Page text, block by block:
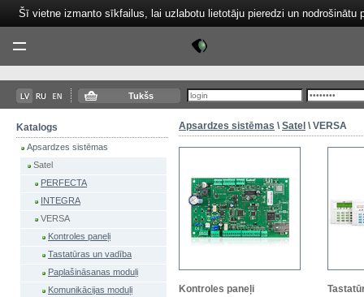
Menu
Tukšs
Katalogs
Apsardzes sistēmas
Satel
PERFECTA
INTEGRA
VERSA
Kontroles paneļi
Tastatūras un vadība
Paplašināsanas moduļi
Komunikācijas moduļi
Apsardzes sistēmas \ Satel \ VERSA
Kontroles paneļi
Šī vietne izmanto sīkfailus, lai uzlabotu lietotāju pieredzi un nodrošinātu